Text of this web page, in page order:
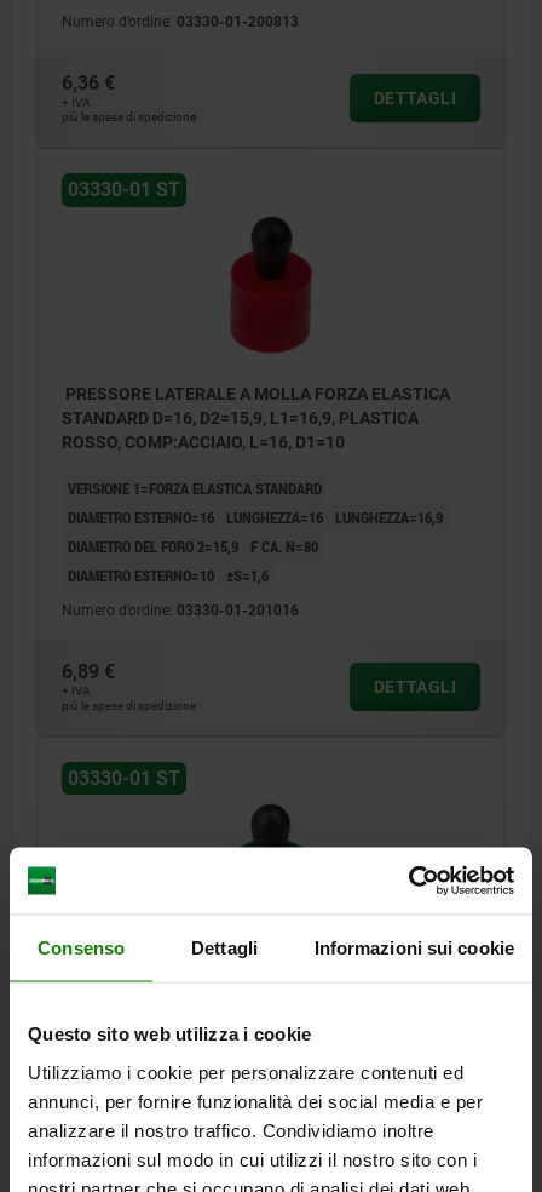
Consenso Dettagli Informazioni sui cookie
Questo sito web utilizza i cookie
Utilizziamo i cookie per personalizzare contenuti ed
annunci, per fornire funzionalità dei social media e per
analizzare il nostro traffico. Condividiamo inoltre
informazioni sul modo in cui utilizzi il nostro sito con i
nostri partner che si occupano di analisi dei dati web,
Numero d’ordine: 03330-01-200813
6,36 €
+ IVA
più le spese di spedizione
DETTAGLI
03330-01 ST
PRESSORE LATERALE A MOLLA FORZA ELASTICA
STANDARD D=16, D2=15,9, L1=16,9, PLASTICA
ROSSO, COMP:ACCIAIO, L=16, D1=10
VERSIONE 1=FORZA ELASTICA STANDARD
DIAMETRO ESTERNO=16
LUNGHEZZA=16
LUNGHEZZA=16,9
DIAMETRO DEL FORO 2=15,9
F CA. N=80
DIAMETRO ESTERNO=10
±S=1,6
Numero d’ordine: 03330-01-201016
6,89 €
+ IVA
più le spese di spedizione
DETTAGLI
03330-01 ST
PRESSORE LATERALE A MOLLA FORZA ELASTICA
COMP:ACCIAIO, L=9, D1=5
VERSIONE 1=FORZA ELASTICA POTENZIATA
DIAMETRO ESTERNO=10
LUNGHEZZA=9 LUNGHEZZA=7,3
DIAMETRO DEL FORO 2=9,9
F CA. N=90 DIAMETRO ESTERNO=5
±S=0,8